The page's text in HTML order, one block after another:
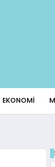
EKONOMI